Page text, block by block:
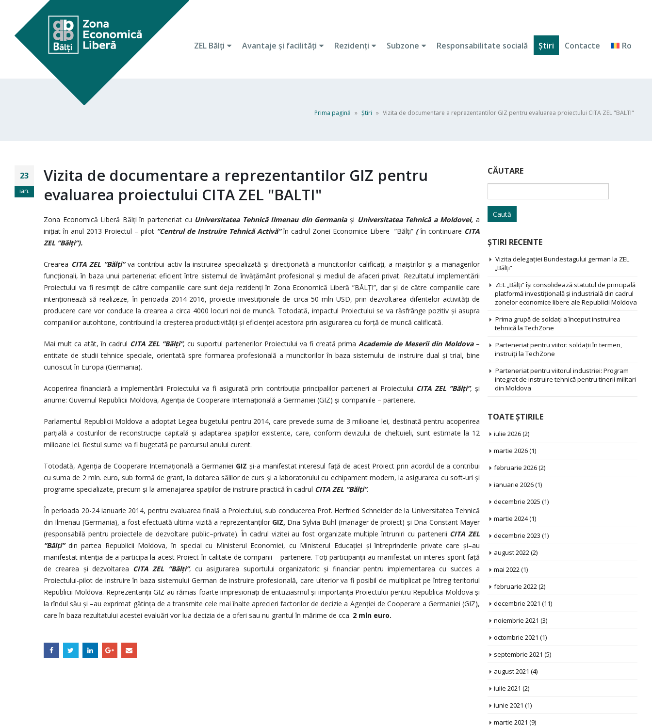
ZEL Bălţi Avantaje şi facilităţi Rezidenţi Subzone Responsabilitate socială Ştiri Contacte Ro
Prima pagină » Ştiri » Vizita de documentare a reprezentantilor GIZ pentru evaluarea proiectului CITA ZEL "BALTI"
23
ian.
Vizita de documentare a reprezentantilor GIZ pentru
evaluarea proiectului CITA ZEL "BALTI"
Zona Economică Liberă Bălţi în parteneriat cu Universitatea Tehnică Ilmenau din Germaniași Universitatea Tehnică a Moldovei,a
iniţiat în anul 2013 Proiectul – pilot ”Centrul de Instruire Tehnică Activă” în cadrul Zonei Economice Libere ”Bălți” (în continuare CITA
ZEL ”Bălți”).
Crearea CITA ZEL ”Bălți”va contribui activ la instruirea specializată și direcționată a muncitorilor calificați, a maiștrilor și a managerilor
funcționali, în baza unui parteneriat eficient între sistemul de învăţământ profesional și mediul de afaceri privat. Rezultatul implementării
Proiectului va fi resimțit de către companiile care sunt deja rezidenţi în Zona Economică Liberă ”BĂLȚI”, dar şi de către companiile care
intenționează să realizeze, în perioada 2014-2016, proiecte investiționale de circa 50 mln USD, prin dezvoltarea diferitelor activități de
producere care vor conduce la crearea a circa 4000 locuri noi de muncă. Totodată, impactul Proiectului se va răsfrânge pozitiv şi asupra
companiilor autohtone, contribuind la creşterea productivităţii şi eficienţei acestora prin asigurarea cu forţă de muncă calificată.
Mai mult ca atât, în cadrul CITA ZEL ”Bălți”, cu suportul partenerilor Proiectului va fi creată prima Academie de Meserii din Moldova–
entitate de studii tehnice speciale, orientată spre formarea profesională a muncitorilor în baza sistemului de instruire dual şi trial, bine
cunoscut în Europa (Germania).
Acoperirea financiară a implementării Proiectului va fi asigurată prin contribuția principalilor parteneri ai Proiectului CITA ZEL ”Bălți”, și
anume: Guvernul Republicii Moldova, Agenţia de Cooperare Internaţională a Germaniei (GIZ) şi companiile – partenere.
Parlamentul Republicii Moldova a adoptat Legea bugetului pentru 2014, care prevede suma de 3 milioane lei, destinată pentru acoperirea
parţială a costurilor de reconstrucție capitală și adaptarea spațiilor existente, care, conform devizului de cheltuieli, sunt estimate la 12
milioane lei. Restul sumei va fi bugetată pe parcursul anului curent.
Totodată, Agenţia de Cooperare Internaţională a Germaniei GIZ și-a manifestat interesul faţă de acest Proiect prin acordul de a contribui
cu suma de 2 mln. euro, sub formă de grant, la dotarea sălilor de curs și a laboratorului cu echipament modern, la asigurarea cu soft-uri și
programe specializate, precum şi la amenajarea spațiilor de instruire practică în cadrul CITA ZEL ”Bălți”.
În perioada 20-24 ianuarie 2014, pentru evaluarea finală a Proiectului, sub conducerea Prof. Herfried Schneider de la Universitatea Tehnică
din Ilmenau (Germania), a fost efectuată ultima vizită a reprezentanților GIZ, Dna Sylvia Buhl (manager de proiect) și Dna Constant Mayer
(responsabilă pentru proiectele de dezvoltare public–private). În cadrul vizitei au fost organizate multiple întruniri cu partenerii CITA ZEL
”Bălți”din partea Republicii Moldova, în special cu Ministerul Economiei, cu Ministerul Educaţiei şi întreprinderile private care şi–au
manifestat intenţia de a participa la acest Proiect în calitate de companii – partenere. Toţi participanţii au manifestat un interes sporit faţă
de crearea şi dezvoltarea CITA ZEL ”Bălți”, cu asigurarea suportului organizatoric şi financiar pentru implementarea cu succes a
Proiectului-pilot de instruire în baza sistemului German de instruire profesională, care ulterior va fi posibil de multiplicat pe întreg teritoriul
Republicii Moldova. Reprezentanţii GIZ au rămas foarte impresionaţi de entuziasmul şi importanţa Proiectului pentru Republica Moldova şi
la rîndul său şi –au exprimat gătinţa de a transmite cele mai înalte aprecieri factorilor de decizie a Agenţiei de Cooperare a Germaniei (GIZ),
care în baza rezultatului acestei evaluări vor lua decizia de a oferi sau nu grantul în mărime de cca. 2 mln euro.
CĂUTARE
după:
ŞTIRI RECENTE
Vizita delegației Bundestagului german la ZEL
„Bălți”
ZEL „Bălți” își consolidează statutul de principală
platformă investițională și industrială din cadrul
zonelor economice libere ale Republicii Moldova
Prima grupă de soldați a început instruirea
tehnică la TechZone
Parteneriat pentru viitor: soldații în termen,
instruiți la TechZone
Parteneriat pentru viitorul industriei: Program
integrat de instruire tehnică pentru tinerii militari
din Moldova
TOATE ŞTIRILE
iulie 2026(2)
martie 2026(1)
februarie 2026(2)
ianuarie 2026(1)
decembrie 2025 (1)
martie 2024(1)
decembrie 2023 (1)
august 2022(2)
mai 2022(1)
februarie 2022(2)
decembrie 2021 (11)
noiembrie 2021 (3)
octombrie 2021 (1)
septembrie 2021 (5)
august 2021 (4)
iulie 2021 (2)
iunie 2021 (1)
martie 2021 (9)